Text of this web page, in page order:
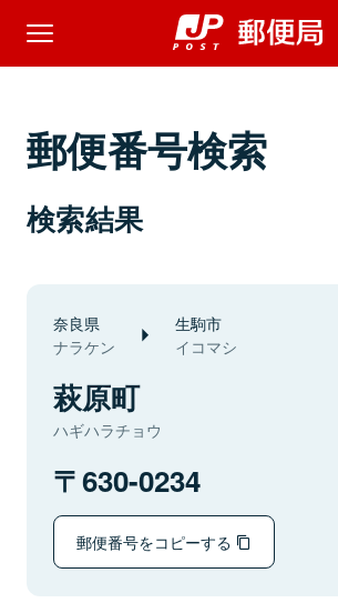
郵便番号検索
検索結果
奈良県
ナラケン
生駒市
イコマシ
萩原町
ハギハラチョウ
630-0234
郵便番号をコピーする